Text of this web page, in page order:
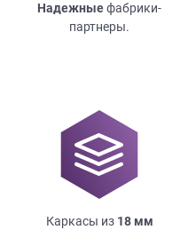
Надежныефабрики-
партнеры.
Каркасы из 18мм